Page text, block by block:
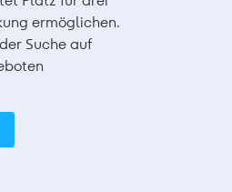
ermöglichen.
Suche auf